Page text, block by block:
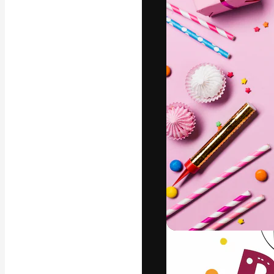
La piattaforma
migliori lavori.
creativi,
Copyright ©